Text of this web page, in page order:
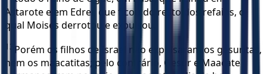
Astarote e em Edrei, que ficou do resto dos refains, o
qual Moisés derrotou e expulsou.
13 Porém os filhos de Israel não expulsaram os gesuritas,
nem os maacatitas; pelo contrário, Gesur e Maacate